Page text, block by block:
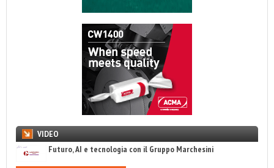
VIDEO
Futuro, AI e tecnologia con il Gruppo Marchesini